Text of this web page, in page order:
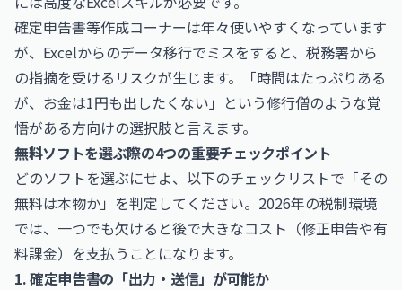
確定申告書等作成コーナーは年々使いやすくなっています
が、Excelからのデータ移行でミスをすると、税務署から
の指摘を受けるリスクが生じます。「時間はたっぷりある
が、お金は1円も出したくない」という修行僧のような覚
悟がある方向けの選択肢と言えます。
無料ソフトを選ぶ際の4つの重要チェックポイント
どのソフトを選ぶにせよ、以下のチェックリストで「その
無料は本物か」を判定してください。2026年の税制環境
では、一つでも欠けると後で大きなコスト（修正申告や有
料課金）を支払うことになります。
1. 確定申告書の「出力・送信」が可能か